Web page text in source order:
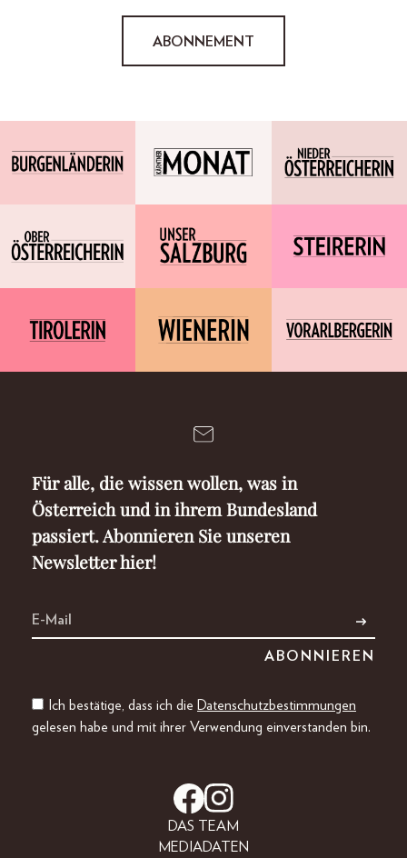
ABONNEMENT
Für alle, die wissen wollen, was in
Österreich und in ihrem Bundesland
passiert. Abonnieren Sie unseren
Newsletter hier!
Ich bestätige, dass ich die Datenschutzbestimmungen
gelesen habe und mit ihrer Verwendung einverstanden bin.
DAS TEAM
MEDIADATEN